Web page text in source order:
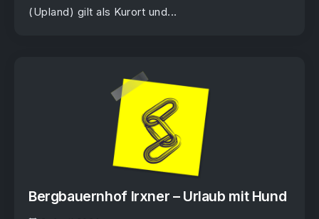
(Upland) gilt als Kurort und...
Bergbauernhof Irxner – Urlaub mit Hund